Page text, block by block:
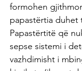
formohen
papastërtia duhet
Papastërtitë që
sepse sistemi i
vazhdimisht i